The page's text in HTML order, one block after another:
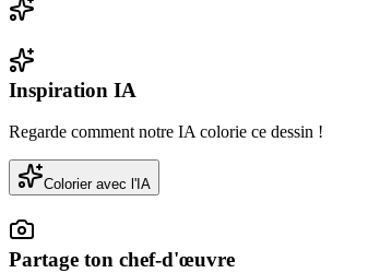
Inspiration IA
Regarde comment notre IA colorie ce dessin !
Colorier avec l'IA
Partage ton chef-d'œuvre